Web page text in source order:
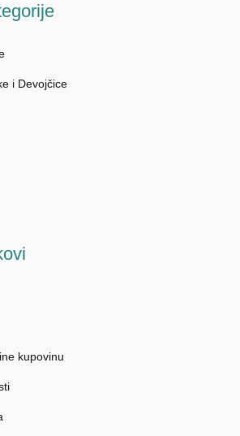
i Devojčice
kupovinu